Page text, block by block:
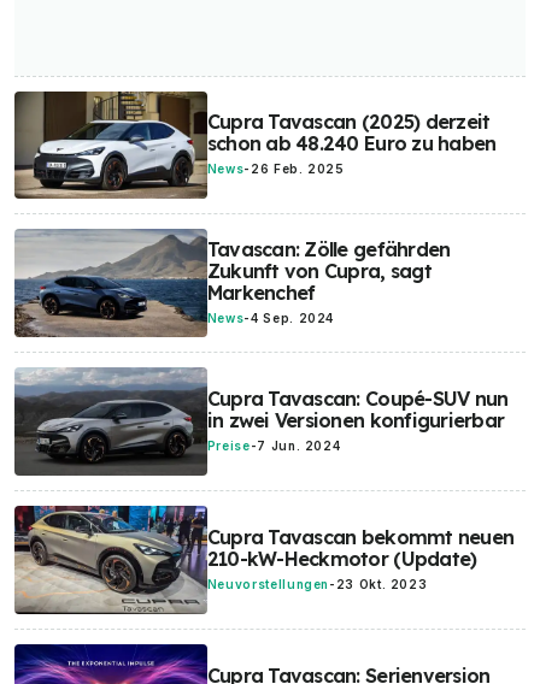
Cupra Tavascan (2025) derzeit
schon ab 48.240 Euro zu haben
News- 26 Feb. 2025
Tavascan: Zölle gefährden
Zukunft von Cupra, sagt
Markenchef
News-4 Sep. 2024
Cupra Tavascan: Coupé-SUV nun
in zwei Versionen konfigurierbar
Preise-7 Jun. 2024
Cupra Tavascan bekommt neuen
210-kW-Heckmotor (Update)
Neuvorstellungen - 23 Okt. 2023
Cupra Tavascan: Serienversion